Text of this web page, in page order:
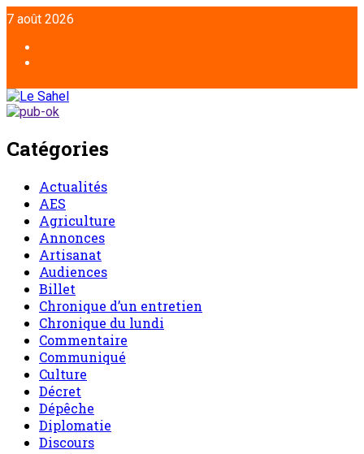
Aller
au
contenu
7 août 2026
Catégories
Actualités
AES
Agriculture
Annonces
Artisanat
Audiences
Billet
Chronique d’un entretien
Chronique du lundi
Commentaire
Communiqué
Culture
Décret
Dépêche
Diplomatie
Discours